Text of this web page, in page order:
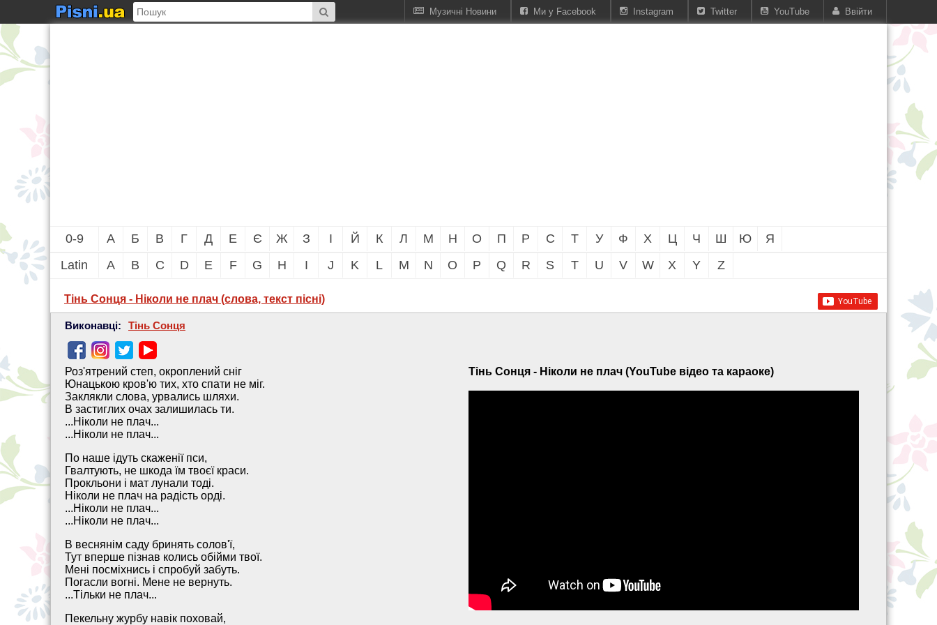
Ввійти
YouTube
Twitter
Instagram
Ми у Facebook
Музичні Новини
0-9 А Б В Г Д Е Є Ж З І Й К Л М Н О П Р С Т У Ф Х Ц Ч Ш Ю
Я
Latin
A B C D E F G H I J K L M N O P Q R S T U V W X Y Z
Тінь Сонця - Ніколи не плач (слова, текст пісні)
Виконавці: Тінь Сонця
Роз'ятрений степ, окроплений сніг
Юнацькою кров'ю тих, хто спати не міг.
Заклякли слова, урвались шляхи.
В застиглих очах залишилась ти.
...Ніколи не плач...
...Ніколи не плач...
По наше ідуть скаженії пси,
Гвалтують, не шкода їм твоєї краси.
Прокльони і мат лунали тоді.
Ніколи не плач на радість орді.
...Ніколи не плач...
...Ніколи не плач...
В веснянім саду бринять солов'ї,
Тут вперше пізнав колись обійми твої.
Мені посміхнись і спробуй забуть.
Погасли вогні. Мене не вернуть.
...Тільки не плач...
Пекельну журбу навік поховай,
Тінь Сонця - Ніколи не плач (YouTube відео та караоке)